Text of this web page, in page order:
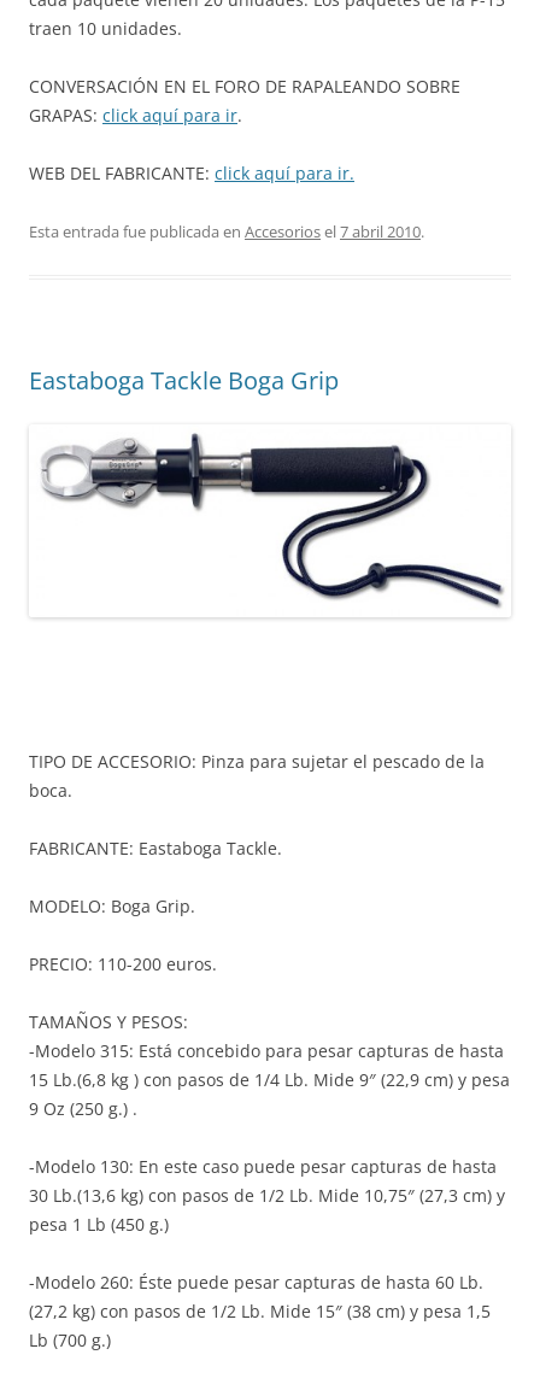
traen 10 unidades.
CONVERSACIÓN EN EL FORO DE RAPALEANDO SOBRE
GRAPAS: click aquí para ir.
WEB DEL FABRICANTE: click aquí para ir.
Esta entrada fue publicada en Accesoriosel7 abril 2010.
Eastaboga Tackle Boga Grip
TIPO DE ACCESORIO: Pinza para sujetar el pescado de la
boca.
FABRICANTE: Eastaboga Tackle.
MODELO: Boga Grip.
PRECIO: 110-200 euros.
TAMAÑOS Y PESOS:
-Modelo 315: Está concebido para pesar capturas de hasta
15 Lb.(6,8 kg ) con pasos de 1/4 Lb. Mide 9″ (22,9 cm) y pesa
9 Oz (250 g.) .
-Modelo 130: En este caso puede pesar capturas de hasta
30 Lb.(13,6 kg) con pasos de 1/2 Lb. Mide 10,75″ (27,3 cm) y
pesa 1 Lb (450 g.)
-Modelo 260: Éste puede pesar capturas de hasta 60 Lb.
(27,2 kg) con pasos de 1/2 Lb. Mide 15″ (38 cm) y pesa 1,5
Lb (700 g.)